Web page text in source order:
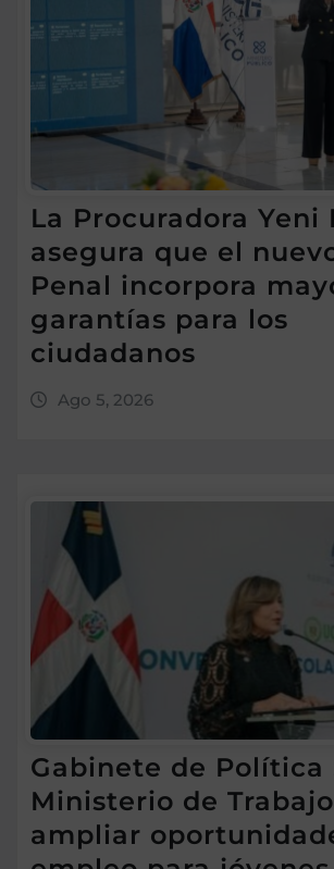
La Procuradora Yeni
asegura que el
Penal incorpora
garantías para los
ciudadanos
Ago 5, 2026
Gabinete de Política
Ministerio de
ampliar